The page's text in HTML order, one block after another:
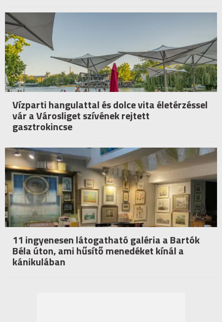
Vízparti hangulattal és dolce vita életérzéssel
vár a Városliget szívének rejtett
gasztrokincse
11 ingyenesen látogatható galéria a Bartók
Béla úton, ami hűsítő menedéket kínál a
kánikulában